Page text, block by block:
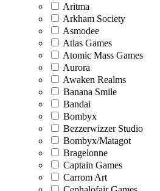
Aritma
Arkham Society
Asmodee
Atlas Games
Atomic Mass Games
Aurora
Awaken Realms
Banana Smile
Bandai
Bombyx
Bezzerwizzer Studio
Bombyx/Matagot
Bragelonne
Captain Games
Carrom Art